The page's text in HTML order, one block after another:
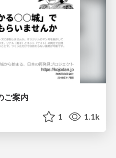
ご案内
1 1.1k